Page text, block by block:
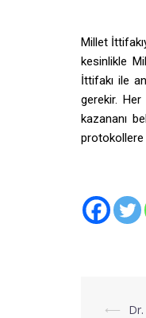
Millet
kesinlikle
İttifakı ile
gerekir.
kazananı
protokollere
⟵